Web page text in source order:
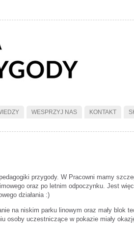
WESPRZYJ NAS KONTAKT
przygody. W Pracowni mamy
oraz po letnim odpoczynku. Jest
działania :)
na niskim parku linowym oraz mały blok
uczestniczące w pokazie miały